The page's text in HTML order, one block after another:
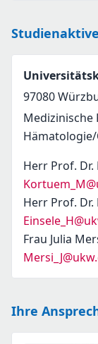
97080
Medizinische
Herr Prof.
Herr Prof.
Frau Julia
Ihre